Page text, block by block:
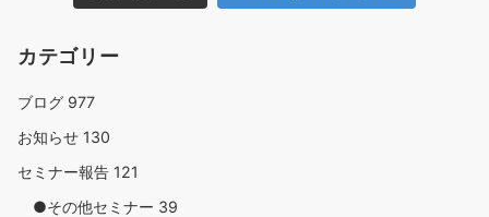
カテゴリー
ブログ 977
お知らせ 130
セミナー報告 121
●その他セミナー 39